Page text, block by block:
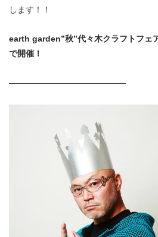
します！！
earth garden”秋”代々木クラフトフェ
で開催！
——————————————